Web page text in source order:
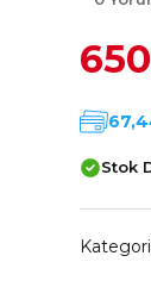
Stok
Kategori